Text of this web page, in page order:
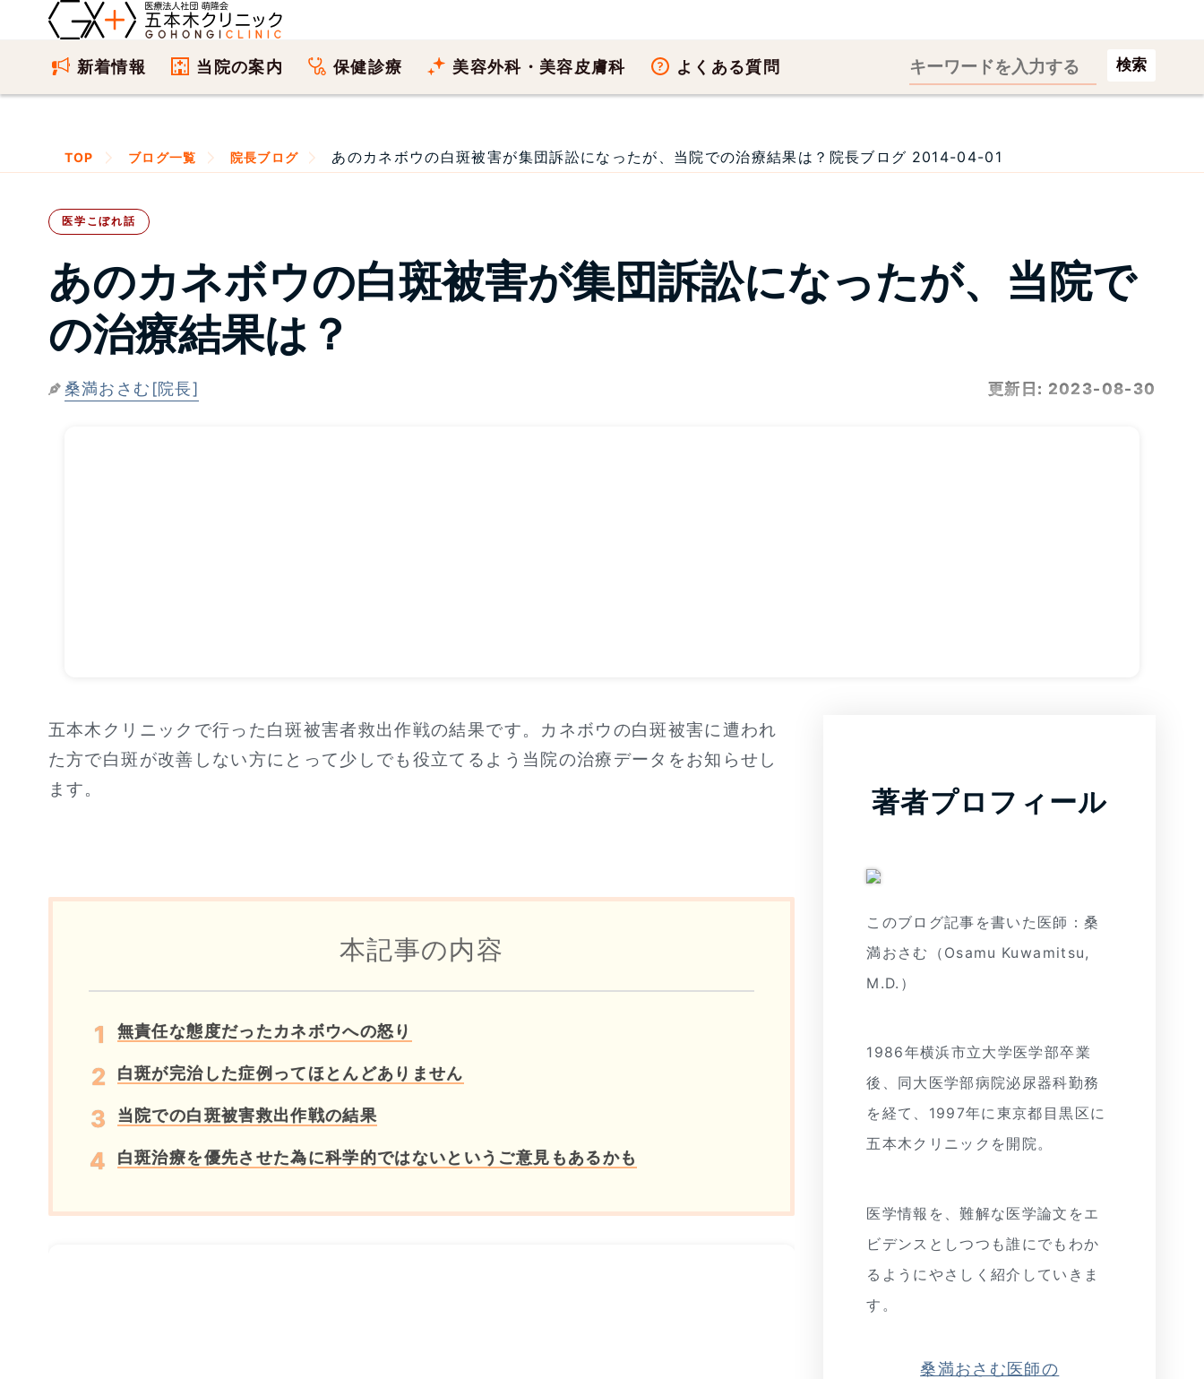
新着情報 当院の案内 保健診療 美容外科・美容皮膚科 よくある質問 検索
TOP ブログ一覧 院長ブログ あのカネボウの白斑被害が集団訴訟になったが、当院での治療結果は？院長ブログ 2014-04-01
医学こぼれ話
あのカネボウの白斑被害が集団訴訟になったが、当院で
の治療結果は？
桑満おさむ[院長] 更新日: 2023-08-30
五本木クリニックで行った白斑被害者救出作戦の結果です。カネボウの白斑被害に遭われ
た方で白斑が改善しない方にとって少しでも役立てるよう当院の治療データをお知らせし
ます。
本記事の内容
無責任な態度だったカネボウへの怒り
白斑が完治した症例ってほとんどありません
当院での白斑被害救出作戦の結果
白斑治療を優先させた為に科学的ではないというご意見もあるかも
著者プロフィール
このブログ記事を書いた医師：桑
満おさむ（Osamu Kuwamitsu,
M.D.）
1986年横浜市立大学医学部卒業
後、同大医学部病院泌尿器科勤務
を経て、1997年に東京都目黒区に
五本木クリニックを開院。
医学情報を、難解な医学論文をエ
ビデンスとしつつも誰にでもわか
るようにやさしく紹介していきま
す。
桑満おさむ医師の